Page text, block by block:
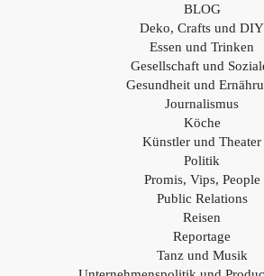
BLOG
Deko, Crafts und DIY
Essen und Trinken
Gesellschaft und
Gesundheit und
Journalismus
Köche
Künstler und Theater
Politik
Promis, Vips, People
Public Relations
Reisen
Reportage
Tanz und Musik